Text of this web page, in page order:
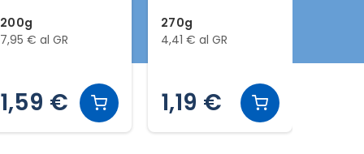
200g
7,95 € al GR
1,59 €
270g
4,41 € al GR
1,19 €